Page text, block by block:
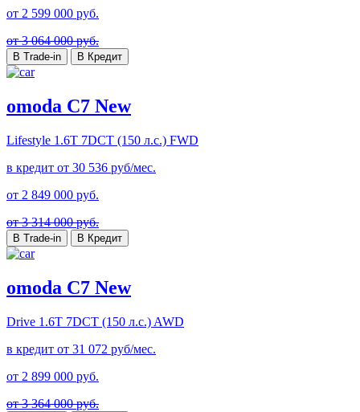
от 2 599 000 руб.
от 3 064 000 руб.
В Trade-in В Кредит
omoda C7 New
Lifestyle 1.6T 7DCT (150 л.с.) FWD
в кредит от 30 536 руб/мес.
от 2 849 000 руб.
от 3 314 000 руб.
В Trade-in В Кредит
omoda C7 New
Drive 1.6T 7DCT (150 л.с.) AWD
в кредит от 31 072 руб/мес.
от 2 899 000 руб.
от 3 364 000 руб.